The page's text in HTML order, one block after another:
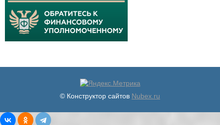
© Конструктор сайтов Nubex.ru